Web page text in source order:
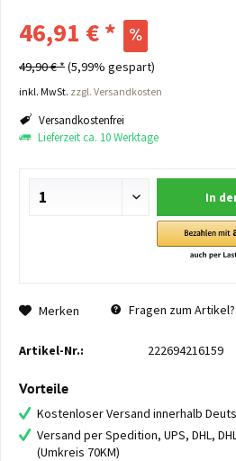
46,91 € *
49,90 € *(5,99% gespart)
inkl. MwSt. zzgl. Versandkosten
Versandkostenfrei
Lieferzeit ca. 10 Werktage
In
Merken Fragen zum Artikel?
Artikel-Nr.: 222694216159
Vorteile
Kostenloser Versand innerhalb
Versand per Spedition, UPS, DHL,
(Umkreis 70KM)